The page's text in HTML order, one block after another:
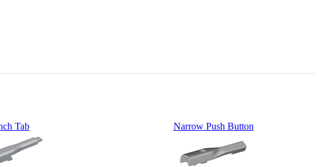
Tab Narrow Push Button